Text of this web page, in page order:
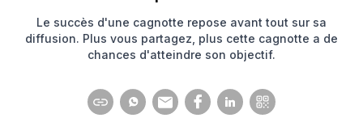
Le succès d'une cagnotte repose avant tout sur sa
diffusion. Plus vous partagez, plus cette cagnotte a de
chances d'atteindre son objectif.